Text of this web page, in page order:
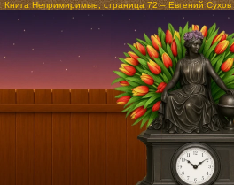
Книга Непримиримые, страница 72 – Евгений Сухов